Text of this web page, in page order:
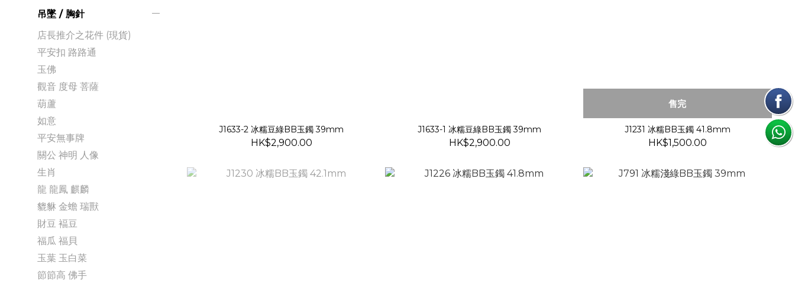
吊墜 / 胸針
店長推介之花件 (現貨)
平安扣 路路通
玉佛
觀音 度母 菩薩
葫蘆
如意
平安無事牌
關公 神明 人像
生肖
龍 龍鳳 麒麟
貔貅 金蟾 瑞獸
財豆 褔豆
福瓜 福貝
玉葉 玉白菜
節節高 佛手
J1633-2 冰糯豆綠BB玉鐲 39mm
HK$2,900.00
J1633-1 冰糯豆綠BB玉鐲 39mm
HK$2,900.00
售完
J1231 冰糯BB玉鐲 41.8mm
HK$1,500.00